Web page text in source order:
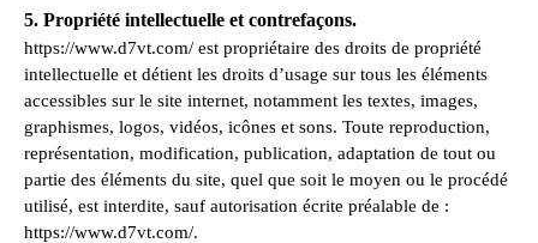
5. Propriété intellectuelle et contrefaçons.
https://www.d7vt.com/ est propriétaire des droits de propriété
intellectuelle et détient les droits d’usage sur tous les éléments
accessibles sur le site internet, notamment les textes, images,
graphismes, logos, vidéos, icônes et sons. Toute reproduction,
représentation, modification, publication, adaptation de tout ou
partie des éléments du site, quel que soit le moyen ou le procédé
utilisé, est interdite, sauf autorisation écrite préalable de :
https://www.d7vt.com/.